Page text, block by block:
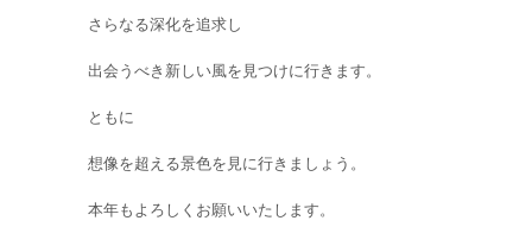
さらなる深化を追求し
出会うべき新しい風を見つけに行きます。
ともに
想像を超える景色を見に行きましょう。
本年もよろしくお願いいたします。